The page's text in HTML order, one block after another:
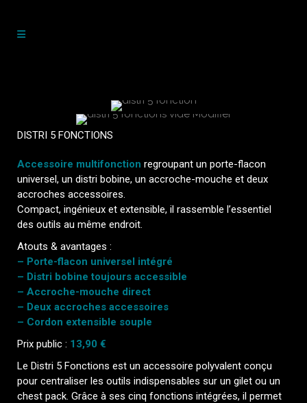
DISTRI 5 FONCTIONS
Accessoire multifonction regroupant un porte-flacon
universel, un distri bobine, un accroche-mouche et deux
accroches accessoires.
Compact, ingénieux et extensible, il rassemble l’essentiel
des outils au même endroit.
Atouts & avantages :
– Porte-flacon universel intégré
– Distri bobine toujours accessible
– Accroche-mouche direct
– Deux accroches accessoires
– Cordon extensible souple
Prix public : 13,90 €
Le Distri 5 Fonctions est un accessoire polyvalent conçu
pour centraliser les outils indispensables sur un gilet ou un
chest pack. Grâce à ses cinq fonctions intégrées, il permet